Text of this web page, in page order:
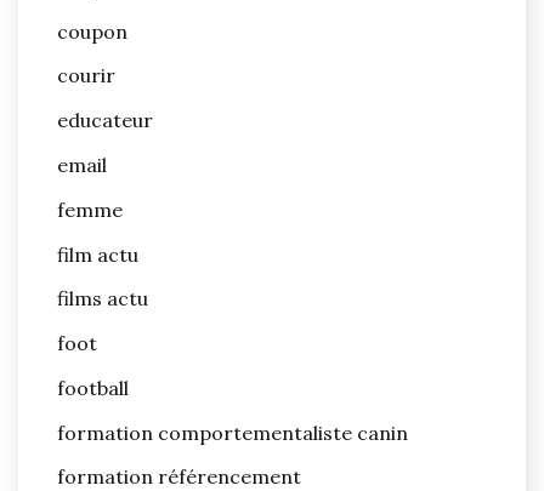
coupon
courir
educateur
email
femme
film actu
films actu
foot
football
formation comportementaliste canin
formation référencement